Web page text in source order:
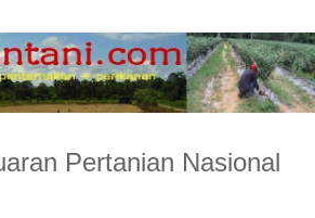
Pertanian Nasional